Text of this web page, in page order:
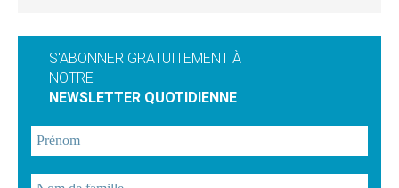
S'ABONNER GRATUITEMENT À
NOTRE
NEWSLETTER QUOTIDIENNE